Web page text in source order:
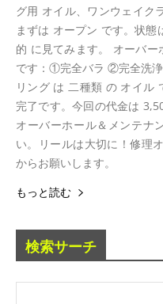
グ用 オイル、ワンウェイク
まずは オープン です。状
的 に見てみます。 オーバー
です：①完全バラ ②完全洗
リング は 二種類 の オイル
完了です。今回の代金は
オーバーホール＆メンテナ
い。リールは大切に！修理
からお願いします。
もっと読む
検索サーチ